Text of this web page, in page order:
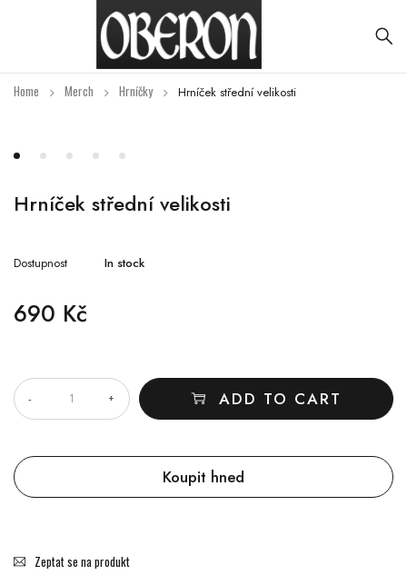
Home Merch Hrníčky Hrníček střední velikosti
Hrníček střední velikosti
Dostupnost In stock
690 Kč
ADD TO CART
Koupit hned
Zeptat se na produkt